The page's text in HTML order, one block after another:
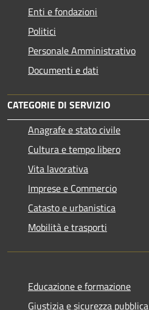
Enti e fondazioni
Politici
Personale Amministrativo
Documenti e dati
CATEGORIE DI SERVIZIO
Anagrafe e stato civile
Cultura e tempo libero
Vita lavorativa
Imprese e Commercio
Catasto e urbanistica
Mobilità e trasporti
Educazione e formazione
Giustizia e sicurezza pubblica